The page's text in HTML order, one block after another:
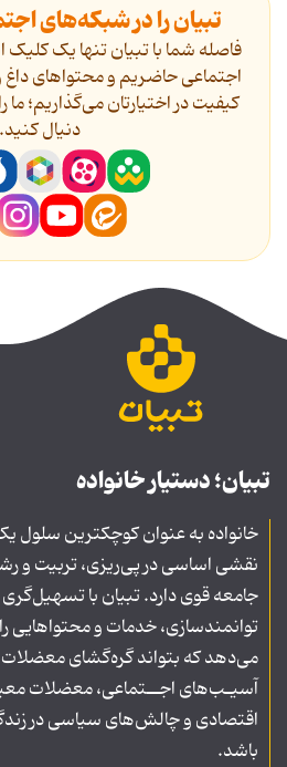
تبیان را در شبکه‌های
فاصله شما با تبیان تنها یک
اجتماعی حاضریم و محتواهای داغ
کیفیت در اختیارتان می‌گذاریم؛
دنیال کنید.
تبیان؛ دستیار خانواده
خانواده به عنوان کوچکترین سلول
نقشی اساسی در پی‌ریزی، تربیت و
جامعه قوی دارد. تبیان با
توانمندسازی، خدمات و محتواهایی را
می‌دهد که بتواند گره‌گشای
آسیـب‌های اجــتماعی، معضلات
اقتصادی و چالش‌های سیاسی در
باشد.